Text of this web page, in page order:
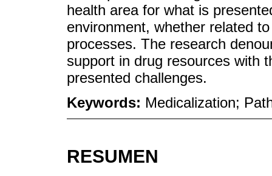
health area for what is
environment, whether related
processes. The research
support in drug resources with
presented challenges.
Keywords: Medicalization;
RESUMEN